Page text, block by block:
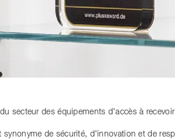
secteur des équipements d'accès à
synonyme de sécurité, d'innovation et de